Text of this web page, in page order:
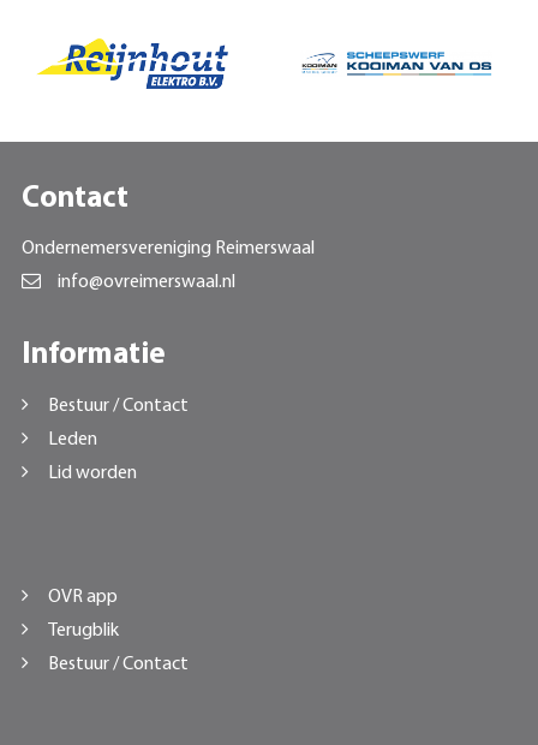
Contact
Ondernemersvereniging Reimerswaal
info@ovreimerswaal.nl
Informatie
Bestuur / Contact
Leden
Lid worden
OVR app
Terugblik
Bestuur / Contact